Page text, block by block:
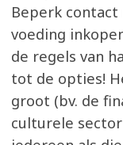
Beperk
voeding
de regels van
tot de opties!
groot (bv. de
culturele